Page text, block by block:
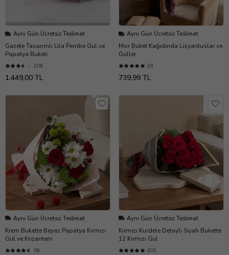
Aynı Gün Ücretsiz Teslimat
Gazete Tasarımlı Lila Pembe Gül ve
Papatya Buketi
(19)
1.449,00 TL
Aynı Gün Ücretsiz Teslimat
Mor Buket Kağıdında Lisyantuslar ve
Güller
(3)
739,99 TL
Aynı Gün Ücretsiz Teslimat
Krem Bukette Beyaz Papatya Kırmızı
Gül ve Krizantem
(6)
Aynı Gün Ücretsiz Teslimat
Kırmızı Kurdele Detaylı Siyah Bukette
12 Kırmızı Gül
(23)